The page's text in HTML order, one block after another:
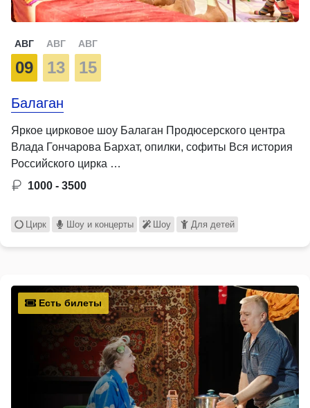
АВГ
09
АВГ
13
АВГ
15
Балаган
Яркое цирковое шоу Балаган Продюсерского центра
Влада Гончарова Бархат, опилки, софиты Вся история
Российского цирка …
1000 - 3500
Цирк Шоу и концерты Шоу Для детей
Есть билеты